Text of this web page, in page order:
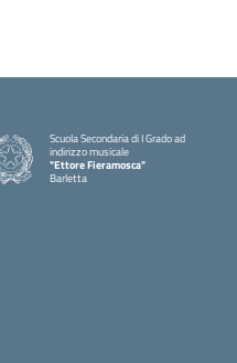
Scuola Secondaria di I Grado ad
indirizzo musicale
"Ettore Fieramosca"
Barletta